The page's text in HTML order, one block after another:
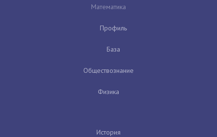
Математика
Профиль
База
Обществознание
Физика
История